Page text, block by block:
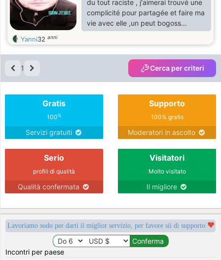
du tout raciste , j'aimerai trouvé une
complicité pour partagée et faire ma
vie avec elle ,un peut bogoss
,sportif, artiste musiques Kabyles , je
suis très responsable très sérieux .
Yanni32 anni
1 Cerca per criteri
Gratis
100%
Servizi gratuiti
Supporto
100% gratis
Moderatori in ascolto
Serio
profili di qualità
Qualità confermata
Visitatori
Molto visitato
Il migliore
Lavoriamo sodo per darti il miglior servizio, per favore sii di supporto
Incontri per paese